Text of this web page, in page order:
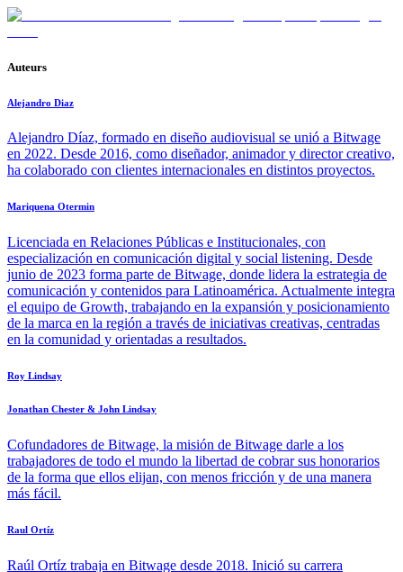
Auteurs
Alejandro Diaz
Alejandro Díaz, formado en diseño audiovisual se unió a Bitwage
en 2022. Desde 2016, como diseñador, animador y director creativo,
ha colaborado con clientes internacionales en distintos proyectos.
Mariquena Otermin
Licenciada en Relaciones Públicas e Institucionales, con
especialización en comunicación digital y social listening. Desde
junio de 2023 forma parte de Bitwage, donde lidera la estrategia de
comunicación y contenidos para Latinoamérica. Actualmente integra
el equipo de Growth, trabajando en la expansión y posicionamiento
de la marca en la región a través de iniciativas creativas, centradas
en la comunidad y orientadas a resultados.
Roy Lindsay
Jonathan Chester & John Lindsay
Cofundadores de Bitwage, la misión de Bitwage darle a los
trabajadores de todo el mundo la libertad de cobrar sus honorarios
de la forma que ellos elijan, con menos fricción y de una manera
más fácil.
Raul Ortíz
Raúl Ortíz trabaja en Bitwage desde 2018. Inició su carrera